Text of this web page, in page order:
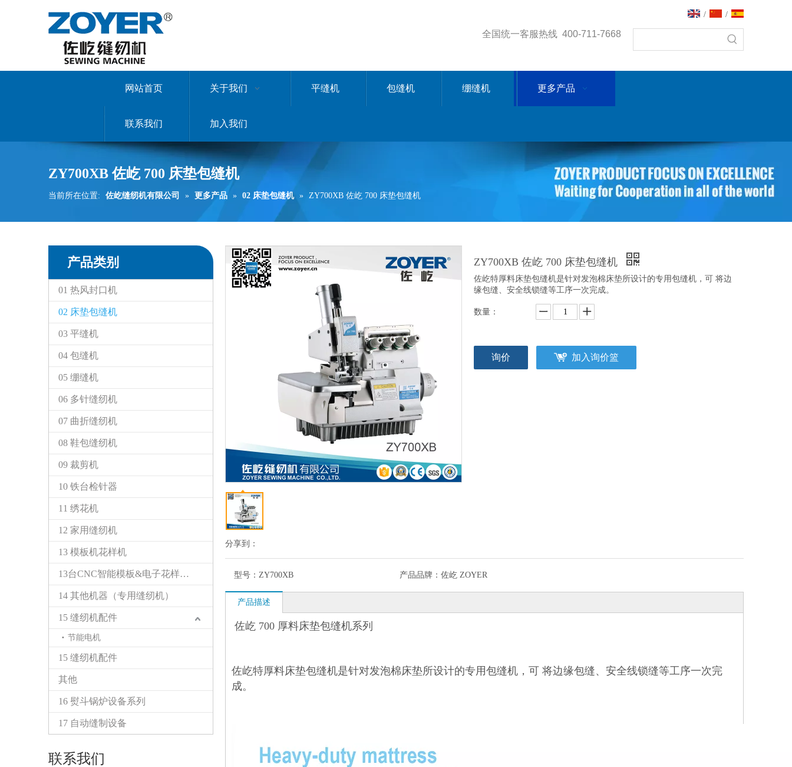
/ /
全国统一客服热线 400-711-7668
网站首页 关于我们 平缝机 包缝机 绷缝机 更多产品
联系我们 加入我们
ZY700XB 佐屹 700 床垫包缝机
当前所在位置: 佐屹缝纫机有限公司 » 更多产品 » 02 床垫包缝机 » ZY700XB 佐屹 700 床垫包缝机
产品类别
01 热风封口机
02 床垫包缝机
03 平缝机
04 包缝机
05 绷缝机
06 多针缝纫机
07 曲折缝纫机
08 鞋包缝纫机
09 裁剪机
10 铁台检针器
11 绣花机
12 家用缝纫机
13 模板机花样机
13台CNC智能模板&电子花样缝纫机
14 其他机器（专用缝纫机）
15 缝纫机配件
节能电机
15 缝纫机配件
其他
16 熨斗锅炉设备系列
17 自动缝制设备
联系我们
分享到：
ZY700XB 佐屹 700 床垫包缝机
佐屹特厚料床垫包缝机是针对发泡棉床垫所设计的专用包缝机，可 将边
缘包缝、安全线锁缝等工序一次完成。
数量：
询价 加入询价篮
型号： ZY700XB 产品品牌： 佐屹 ZOYER
产品描述
佐屹 700 厚料床垫包缝机系列
佐屹特厚料床垫包缝机是针对发泡棉床垫所设计的专用包缝机，可 将边缘包缝、安全线锁缝等工序一次完
成。